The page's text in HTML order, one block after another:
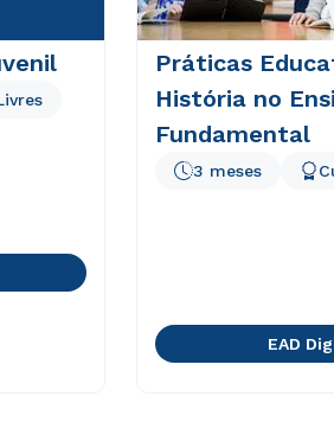
Práticas
História no
Fundamental
3 meses
EAD